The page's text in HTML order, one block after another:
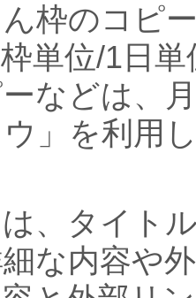
枠のコピ
単位/1日
などは、
」を利用
、タイト
な内容や